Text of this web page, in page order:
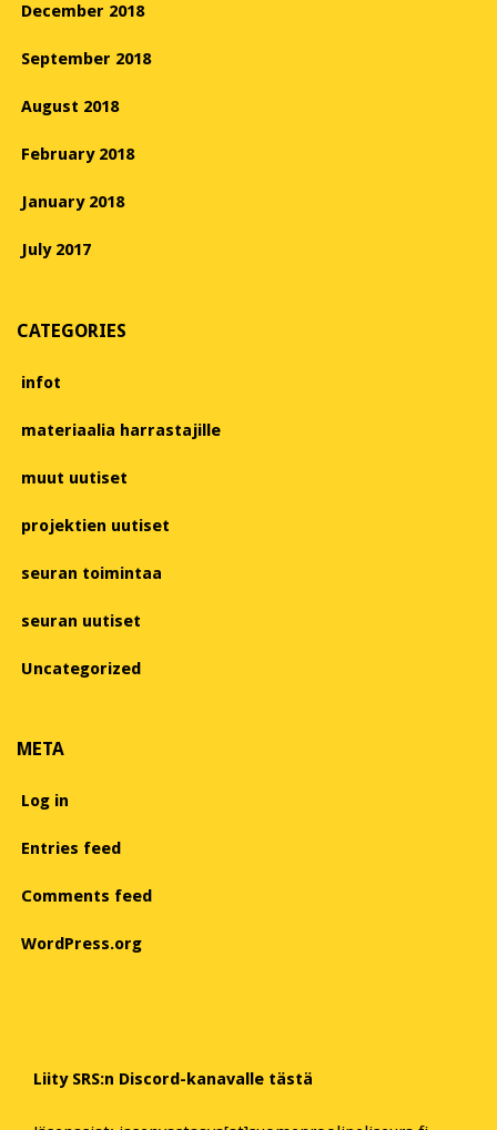
December 2018
September 2018
August 2018
February 2018
January 2018
July 2017
CATEGORIES
infot
materiaalia harrastajille
muut uutiset
projektien uutiset
seuran toimintaa
seuran uutiset
Uncategorized
META
Log in
Entries feed
Comments feed
WordPress.org
Liity SRS:n Discord-kanavalle tästä